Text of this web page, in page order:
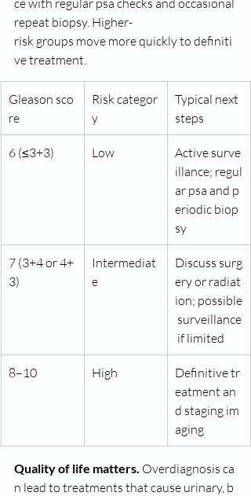
repeat biopsy. Higher-
risk groups move more quickly to definiti
ve treatment.
Gleason sco
re
Risk categor
y
Typical next
steps
6 (≤3+3) Low
Active surve
illance; regul
ar psa and p
eriodic biop
sy
7 (3+4 or 4+
3)
Intermediat
e
Discuss surg
ery or radiat
ion; possible
surveillance
if limited
8–10 High
Definitive tr
eatment an
d staging im
aging
Quality of life matters. Overdiagnosis ca
n lead to treatments that cause urinary, b